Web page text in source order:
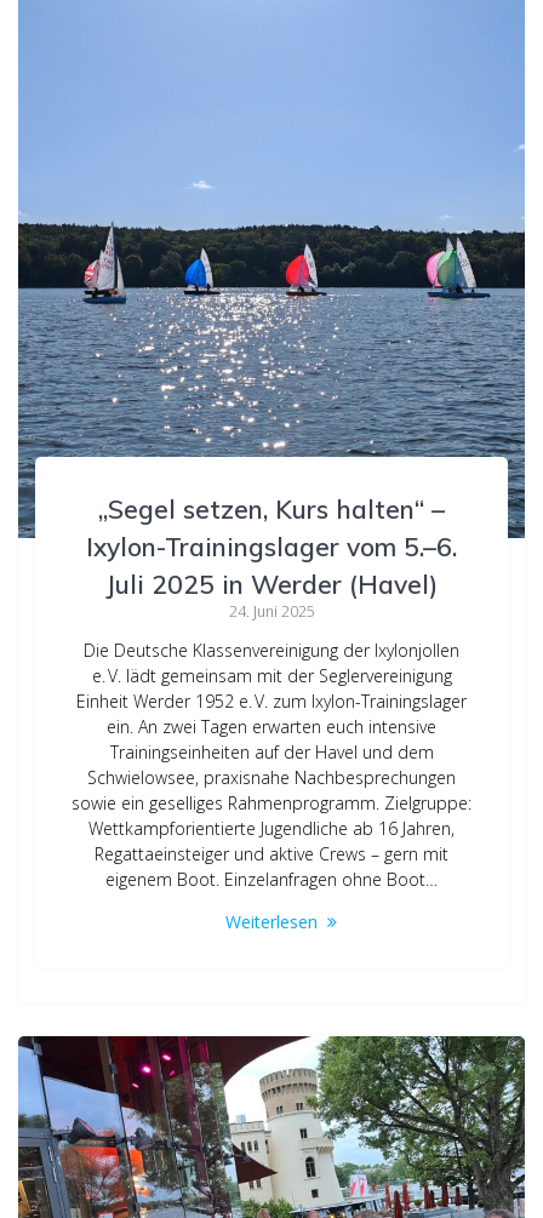
„Segel setzen, Kurs halten“ –
Ixylon-Trainingslager vom 5.–6.
Juli 2025 in Werder (Havel)
24. Juni 2025
Die Deutsche Klassenvereinigung der Ixylonjollen
e. V. lädt gemeinsam mit der Seglervereinigung
Einheit Werder 1952 e. V. zum Ixylon-Trainingslager
ein. An zwei Tagen erwarten euch intensive
Trainingseinheiten auf der Havel und dem
Schwielowsee, praxisnahe Nachbesprechungen
sowie ein geselliges Rahmenprogramm. Zielgruppe:
Wettkampforientierte Jugendliche ab 16 Jahren,
Regattaeinsteiger und aktive Crews – gern mit
eigenem Boot. Einzelanfragen ohne Boot…
Weiterlesen